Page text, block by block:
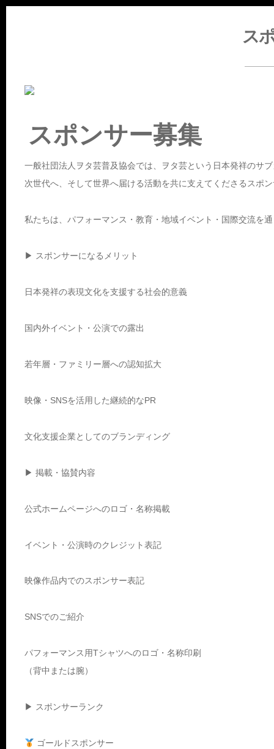
ス
スポンサー募集
一般社団法人ヲタ芸普及協会では、ヲタ芸という日本発祥のサ
次世代へ、そして世界へ届ける活動を共に支えてくださるスポ
私たちは、パフォーマンス・教育・地域イベント・国際交流を
▶ スポンサーになるメリット
日本発祥の表現文化を支援する社会的意義
国内外イベント・公演での露出
若年層・ファミリー層への認知拡大
映像・SNSを活用した継続的なPR
文化支援企業としてのブランディング
▶ 掲載・協賛内容
公式ホームページへのロゴ・名称掲載
イベント・公演時のクレジット表記
映像作品内でのスポンサー表記
SNSでのご紹介
パフォーマンス用Tシャツへのロゴ・名称印刷
（背中または腕）
▶ スポンサーランク
ゴールドスポンサー